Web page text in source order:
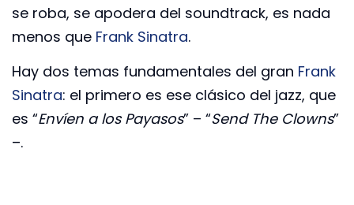
se roba, se apodera del soundtrack, es nada
menos que Frank Sinatra.
Hay dos temas fundamentales del gran Frank
Sinatra: el primero es ese clásico del jazz, que
es “Envíen a los Payasos” – “Send The Clowns”
–.